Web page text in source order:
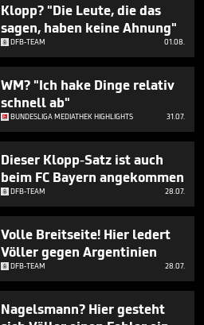
Klopp? "Die Leute, die das
sagen, haben keine Ahnung"
DFB-TEAM 01.08.
WM? "Ich hake Dinge relativ
schnell ab"
BUNDESLIGA MEDIATHEK HIGHLIGHTS 31.07.
Dieser Klopp-Satz ist auch
beim FC Bayern angekommen
DFB-TEAM 28.07.
Volle Breitseite! Hier ledert
Völler gegen Argentinien
DFB-TEAM 28.07.
Nagelsmann? Hier gesteht